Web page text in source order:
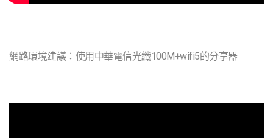
網路環境建議：使用中華電信光纖100M+wifi5的分享器